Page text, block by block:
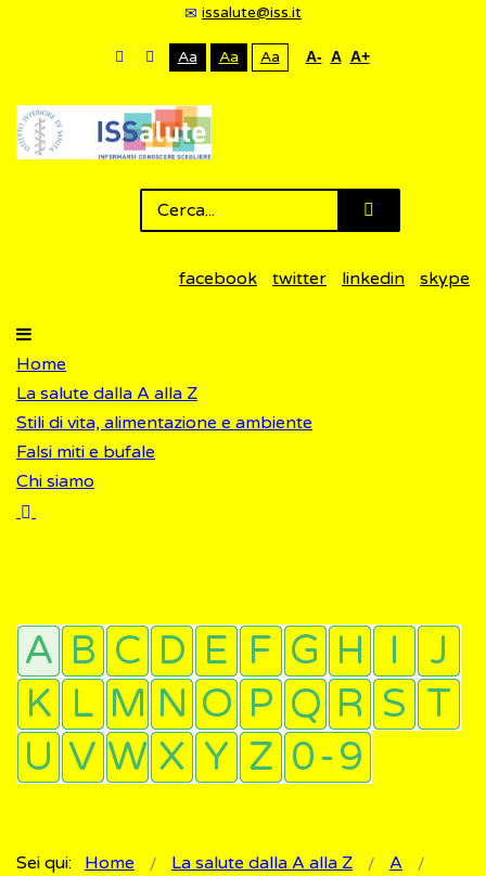
issalute@iss.it
Aa Aa Aa A- A A+
facebook twitter linkedin skype
Home
La salute dalla A alla Z
Stili di vita, alimentazione e ambiente
Falsi miti e bufale
Chi siamo
Sei qui: Home La salute dalla A alla Z
A